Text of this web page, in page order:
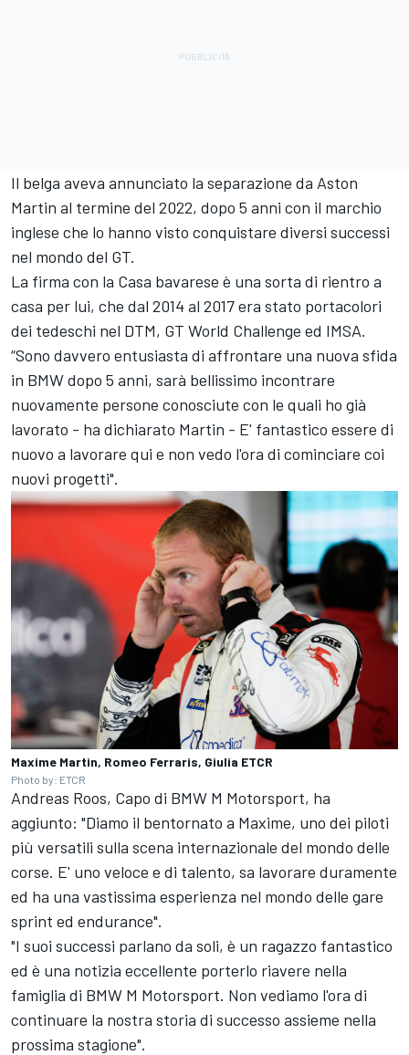
Il belga aveva annunciato la separazione da Aston
Martin al termine del 2022, dopo 5 anni con il marchio
inglese che lo hanno visto conquistare diversi successi
nel mondo del GT.
La firma con la Casa bavarese è una sorta di rientro a
casa per lui, che dal 2014 al 2017 era stato portacolori
dei tedeschi nel DTM, GT World Challenge ed IMSA.
“Sono davvero entusiasta di affrontare una nuova sfida
in BMW dopo 5 anni, sarà bellissimo incontrare
nuovamente persone conosciute con le quali ho già
lavorato - ha dichiarato Martin - E' fantastico essere di
nuovo a lavorare qui e non vedo l'ora di cominciare coi
nuovi progetti".
Maxime Martin, Romeo Ferraris, Giulia ETCR
Photo by: ETCR
Andreas Roos, Capo di BMW M Motorsport, ha
aggiunto: "Diamo il bentornato a Maxime, uno dei piloti
più versatili sulla scena internazionale del mondo delle
corse. E' uno veloce e di talento, sa lavorare duramente
ed ha una vastissima esperienza nel mondo delle gare
sprint ed endurance".
"I suoi successi parlano da soli, è un ragazzo fantastico
ed è una notizia eccellente porterlo riavere nella
famiglia di BMW M Motorsport. Non vediamo l'ora di
continuare la nostra storia di successo assieme nella
prossima stagione".